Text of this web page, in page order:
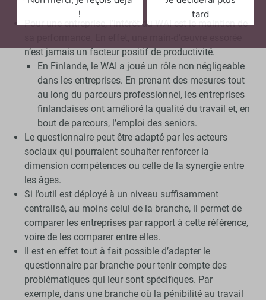
Pour une entreprise, l’intérêt du WAI est le maintien de
n’est jamais un facteur positif de productivité.
En Finlande, le WAI a joué un rôle non négligeable
dans les entreprises. En prenant des mesures tout
au long du parcours professionnel, les entreprises
finlandaises ont amélioré la qualité du travail et, en
bout de parcours, l’emploi des seniors.
Le questionnaire peut être adapté par les acteurs
sociaux qui pourraient souhaiter renforcer la
dimension compétences ou celle de la synergie entre
les âges.
Si l’outil est déployé à un niveau suffisamment
centralisé, au moins celui de la branche, il permet de
comparer les entreprises par rapport à cette référence,
voire de les comparer entre elles.
Il est en effet tout à fait possible d’adapter le
questionnaire par branche pour tenir compte des
problématiques qui leur sont spécifiques. Par
exemple, dans une branche où la pénibilité au travail
!
tard